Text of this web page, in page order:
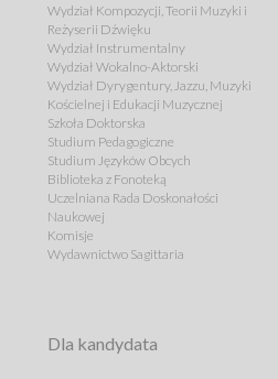
Wydział Kompozycji, Teorii Muzyki i
Reżyserii Dźwięku
Wydział Instrumentalny
Wydział Wokalno-Aktorski
Wydział Dyrygentury, Jazzu, Muzyki
Kościelnej i Edukacji Muzycznej
Szkoła Doktorska
Studium Pedagogiczne
Studium Języków Obcych
Biblioteka z Fonoteką
Uczelniana Rada Doskonałości
Naukowej
Komisje
Wydawnictwo Sagittaria
Dla kandydata